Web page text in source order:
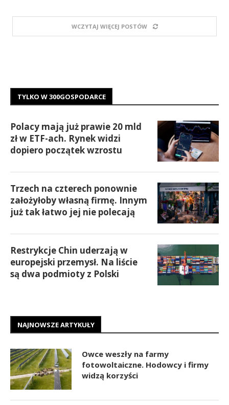
WCZYTAJ WIĘCEJ POSTÓW
TYLKO W 300GOSPODARCE
Polacy mają już prawie 20 mld
zł w ETF-ach. Rynek widzi
dopiero początek wzrostu
Trzech na czterech ponownie
założyłoby własną firmę. Innym
już tak łatwo jej nie polecają
Restrykcje Chin uderzają w
europejski przemysł. Na liście
są dwa podmioty z Polski
NAJNOWSZE ARTYKUŁY
Owce weszły na farmy
fotowoltaiczne. Hodowcy i firmy
widzą korzyści